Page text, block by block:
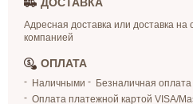
ДОСТАВКА
Адресная доставка или доставка на
компанией
ОПЛАТА
Наличными
Безналичная оплата
Оплата платежной картой VISA/